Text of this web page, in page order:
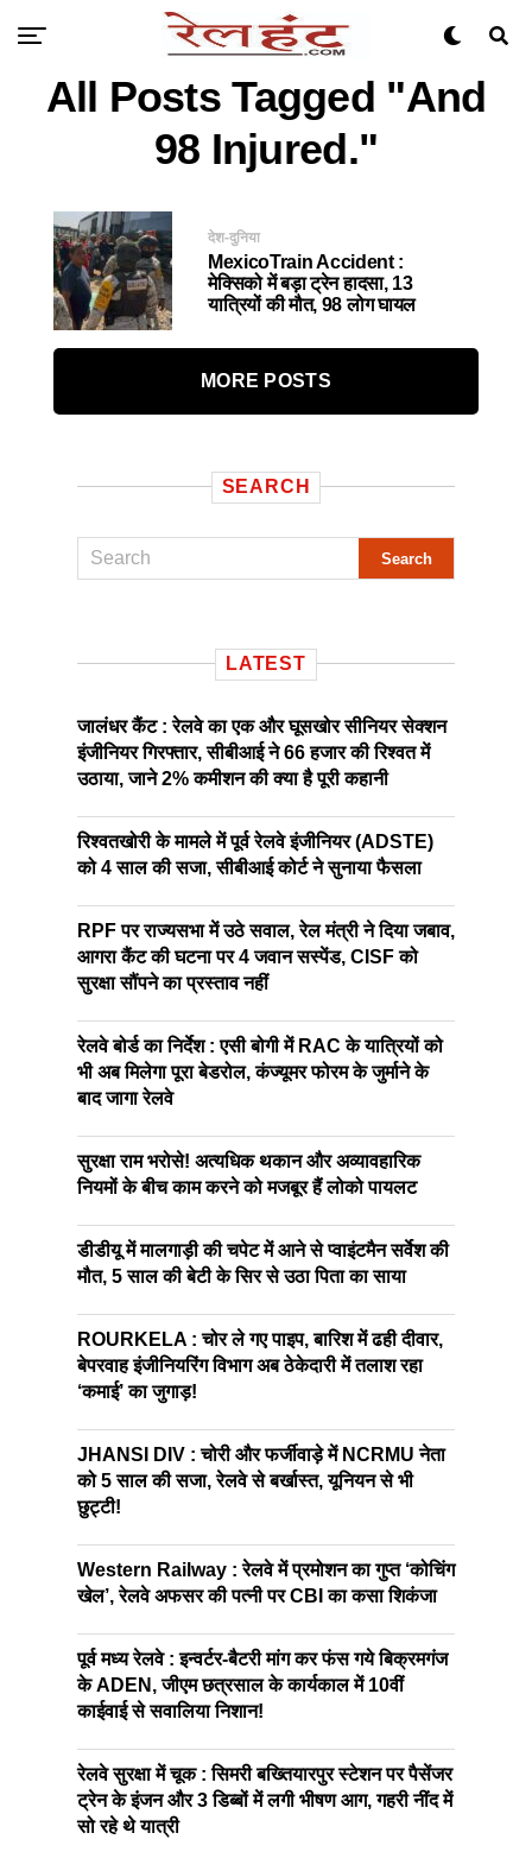
All Posts Tagged "and
98 Injured."
देश-दुनिया
MexicoTrain Accident :
मेक्सिको में बड़ा ट्रेन हादसा, 13
यात्रियों की मौत, 98 लोग घायल
MORE POSTS
SEARCH
LATEST
जालंधर कैंट : रेलवे का एक और घूसखोर सीनियर सेक्शन
इंजीनियर गिरफ्तार, सीबीआई ने 66 हजार की रिश्वत में
उठाया, जाने 2% कमीशन की क्या है पूरी कहानी
रिश्वतखोरी के मामले में पूर्व रेलवे इंजीनियर (ADSTE)
को 4 साल की सजा, सीबीआई कोर्ट ने सुनाया फैसला
RPF पर राज्यसभा में उठे सवाल, रेल मंत्री ने दिया जबाव,
आगरा कैंट की घटना पर 4 जवान सस्पेंड, CISF को
सुरक्षा सौंपने का प्रस्ताव नहीं
रेलवे बोर्ड का निर्देश : एसी बोगी में RAC के यात्रियों को
भी अब मिलेगा पूरा बेडरोल, कंज्यूमर फोरम के जुर्माने के
बाद जागा रेलवे
सुरक्षा राम भरोसे! अत्यधिक थकान और अव्यावहारिक
नियमों के बीच काम करने को मजबूर हैं लोको पायलट
डीडीयू में मालगाड़ी की चपेट में आने से प्वाइंटमैन सर्वेश की
मौत, 5 साल की बेटी के सिर से उठा पिता का साया
ROURKELA : चोर ले गए पाइप, बारिश में ढही दीवार,
बेपरवाह इंजीनियरिंग विभाग अब ठेकेदारी में तलाश रहा
‘कमाई’ का जुगाड़!
JHANSI DIV : चोरी और फर्जीवाड़े में NCRMU नेता
को 5 साल की सजा, रेलवे से बर्खास्त, यूनियन से भी
छुट्टी!
Western Railway : रेलवे में प्रमोशन का गुप्त ‘कोचिंग
खेल’, रेलवे अफसर की पत्नी पर CBI का कसा शिकंजा
पूर्व मध्य रेलवे : इन्वर्टर-बैटरी मांग कर फंस गये बिक्रमगंज
के ADEN, जीएम छत्रसाल के कार्यकाल में 10वीं
काईवाई से सवालिया निशान!
रेलवे सुरक्षा में चूक : सिमरी बख्तियारपुर स्टेशन पर पैसेंजर
ट्रेन के इंजन और 3 डिब्बों में लगी भीषण आग, गहरी नींद में
सो रहे थे यात्री